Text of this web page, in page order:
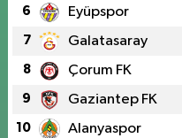
6 Eyüpspor
7 Galatasaray
8 Çorum FK
9 Gaziantep FK
10 Alanyaspor